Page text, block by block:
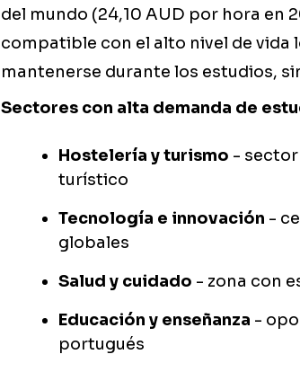
del mundo (24,10 AUD por hora en
compatible con el alto nivel de
mantenerse durante los estudios,
Sectores con alta demanda de
Hostelería y turismo -
turístico
Tecnología e innovación -
globales
Salud y cuidado - zona con
Educación y enseñanza -
portugués